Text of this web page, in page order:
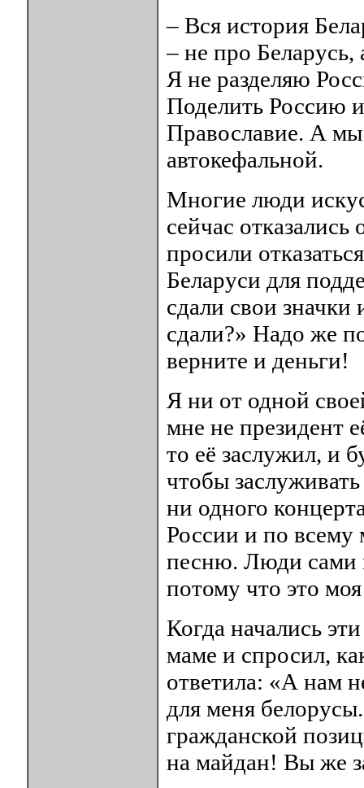
– Вся история
– не про Беларусь,
Я не разделяю
Поделить Россию
Православие. А
автокефальной.
Многие люди
сейчас
просили
Беларуси для
сдали свои
сдали?» Надо же
верните и деньги!
Я ни от одной
мне не президент
то её заслужил, и
чтобы
ни одного
России и по всему
песню. Люди сами
потому что это
Когда начались
маме и спросил,
ответила: «А нам
для меня
гражданской
на майдан! Вы же